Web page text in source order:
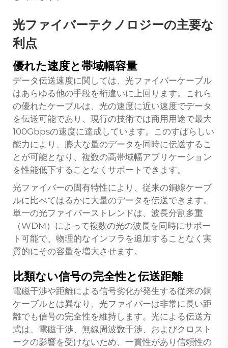
光ファイバーテクノロジーの主要な
利点
優れた速度と帯域幅容量
データ伝送速度に関しては、光ファイバーケーブル
はあらゆる他の手段を桁違いに上回ります。これら
の優れたケーブルは、光の速度に近い速度でデータ
を伝送可能であり、現行の技術では商用用途で最大
100Gbpsの速度に達成しています。このすばらしい
能力により、膨大な量のデータを同時に伝送するこ
とが可能となり、複数の高帯域幅アプリケーション
を性能低下することなくサポートできます。
光ファイバーの固有特性により、従来の銅線ケーブ
ルに比べてはるかに大量のデータを伝送できます。
単一の光ファイバーストレンドは、波長分割多重
（WDM）によって複数の光の波長を同時にサポー
ト可能で、物理的なインフラを追加することなく実
質的にその容量を増大させます。
比類ない信号の完全性と伝送距離
電磁干渉や距離による信号劣化が発生する従来の銅
ケーブルとは異なり、光ファイバーは非常に長い距
離でも信号の完全性を維持します。光による伝送方
式は、電磁干渉、無線周波数干渉、およびクロスト
ークの影響を受けないため、一貫性があり信頼性の